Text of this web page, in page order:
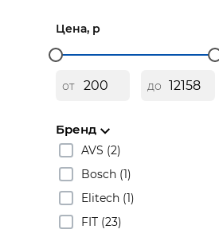
Цена, р
от до
Бренд
AVS (2)
Bosch (1)
Elitech (1)
FIT (23)